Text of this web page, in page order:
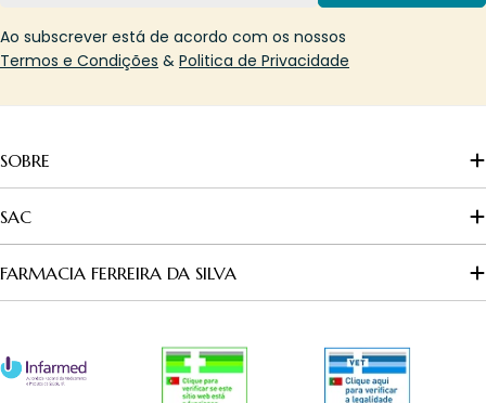
Ao subscrever está de acordo com os nossos
Termos e Condições & Politica de Privacidade
SOBRE
SAC
FARMACIA FERREIRA DA SILVA